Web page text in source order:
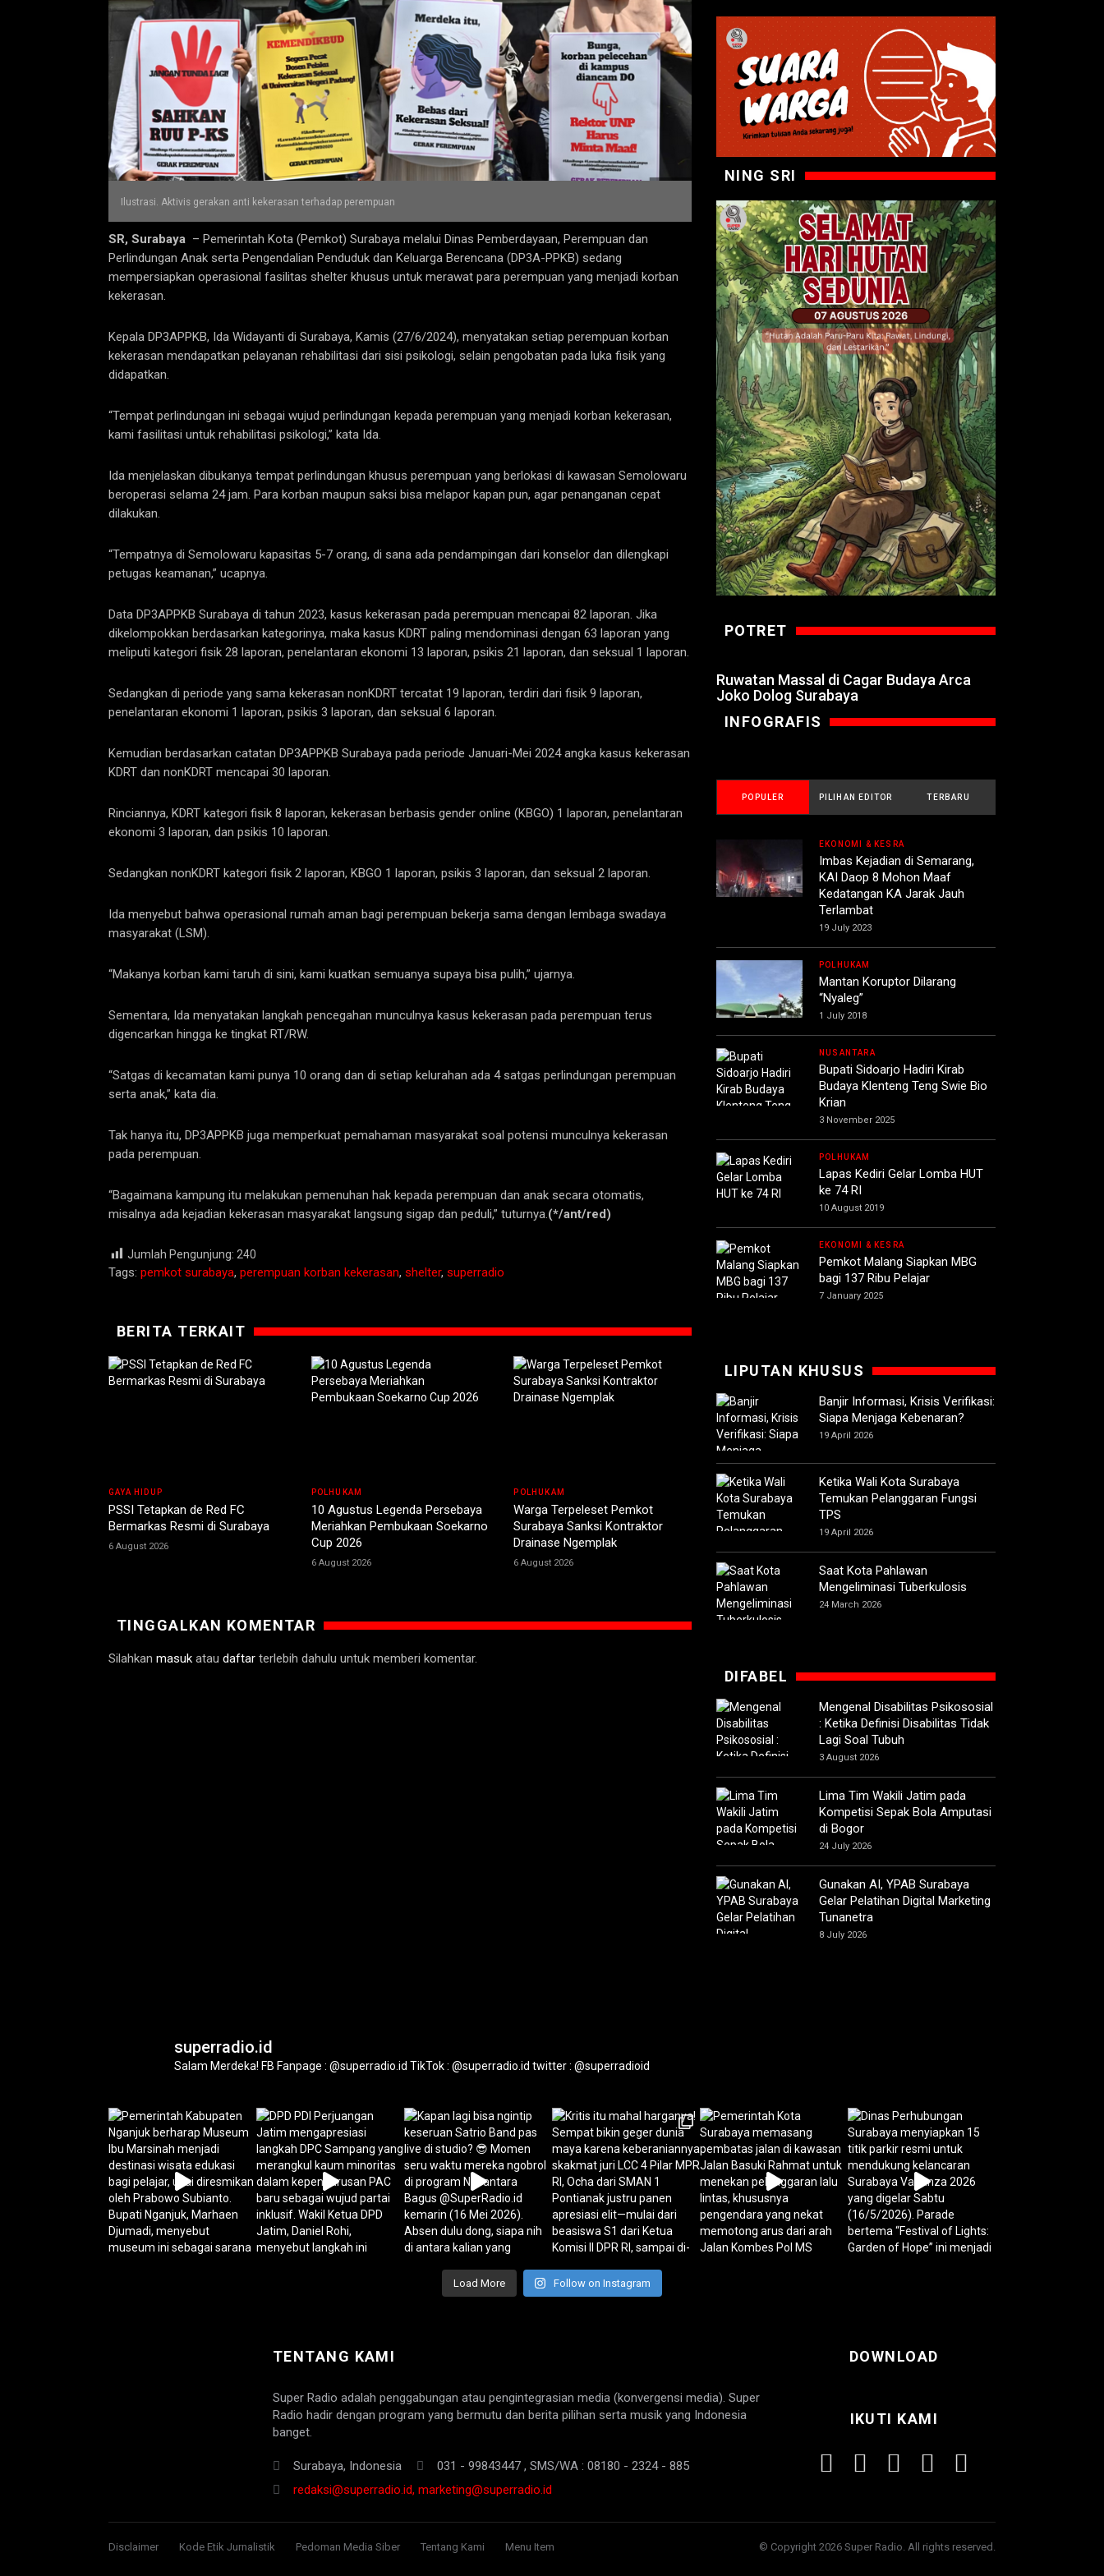
Ilustrasi. Aktivis gerakan anti kekerasan terhadap perempuan
SR, Surabaya – Pemerintah Kota (Pemkot) Surabaya melalui Dinas Pemberdayaan, Perempuan dan
Perlindungan Anak serta Pengendalian Penduduk dan Keluarga Berencana (DP3A-PPKB) sedang
mempersiapkan operasional fasilitas shelter khusus untuk merawat para perempuan yang menjadi korban
kekerasan.
Kepala DP3APPKB, Ida Widayanti di Surabaya, Kamis (27/6/2024), menyatakan setiap perempuan korban
kekerasan mendapatkan pelayanan rehabilitasi dari sisi psikologi, selain pengobatan pada luka fisik yang
didapatkan.
“Tempat perlindungan ini sebagai wujud perlindungan kepada perempuan yang menjadi korban kekerasan,
kami fasilitasi untuk rehabilitasi psikologi,” kata Ida.
Ida menjelaskan dibukanya tempat perlindungan khusus perempuan yang berlokasi di kawasan Semolowaru
beroperasi selama 24 jam. Para korban maupun saksi bisa melapor kapan pun, agar penanganan cepat
dilakukan.
“Tempatnya di Semolowaru kapasitas 5-7 orang, di sana ada pendampingan dari konselor dan dilengkapi
petugas keamanan,” ucapnya.
Data DP3APPKB Surabaya di tahun 2023, kasus kekerasan pada perempuan mencapai 82 laporan. Jika
dikelompokkan berdasarkan kategorinya, maka kasus KDRT paling mendominasi dengan 63 laporan yang
meliputi kategori fisik 28 laporan, penelantaran ekonomi 13 laporan, psikis 21 laporan, dan seksual 1 laporan.
Sedangkan di periode yang sama kekerasan nonKDRT tercatat 19 laporan, terdiri dari fisik 9 laporan,
penelantaran ekonomi 1 laporan, psikis 3 laporan, dan seksual 6 laporan.
Kemudian berdasarkan catatan DP3APPKB Surabaya pada periode Januari-Mei 2024 angka kasus kekerasan
KDRT dan nonKDRT mencapai 30 laporan.
Rinciannya, KDRT kategori fisik 8 laporan, kekerasan berbasis gender online (KBGO) 1 laporan, penelantaran
ekonomi 3 laporan, dan psikis 10 laporan.
Sedangkan nonKDRT kategori fisik 2 laporan, KBGO 1 laporan, psikis 3 laporan, dan seksual 2 laporan.
Ida menyebut bahwa operasional rumah aman bagi perempuan bekerja sama dengan lembaga swadaya
masyarakat (LSM).
“Makanya korban kami taruh di sini, kami kuatkan semuanya supaya bisa pulih,” ujarnya.
Sementara, Ida menyatakan langkah pencegahan munculnya kasus kekerasan pada perempuan terus
digencarkan hingga ke tingkat RT/RW.
“Satgas di kecamatan kami punya 10 orang dan di setiap kelurahan ada 4 satgas perlindungan perempuan
serta anak,” kata dia.
Tak hanya itu, DP3APPKB juga memperkuat pemahaman masyarakat soal potensi munculnya kekerasan
pada perempuan.
“Bagaimana kampung itu melakukan pemenuhan hak kepada perempuan dan anak secara otomatis,
misalnya ada kejadian kekerasan masyarakat langsung sigap dan peduli,” tuturnya.(*/ant/red)
Jumlah Pengunjung: 240
Tags: pemkot surabaya, perempuan korban kekerasan, shelter, superradio
BERITA TERKAIT
GAYA HIDUP
PSSI Tetapkan de Red FC
Bermarkas Resmi di Surabaya
6 August 2026
POLHUKAM
10 Agustus Legenda Persebaya
Meriahkan Pembukaan Soekarno
Cup 2026
6 August 2026
POLHUKAM
Warga Terpeleset Pemkot
Surabaya Sanksi Kontraktor
Drainase Ngemplak
6 August 2026
TINGGALKAN KOMENTAR
Silahkan masuk atau daftar terlebih dahulu untuk memberi komentar.
NING SRI
POTRET
Ruwatan Massal di Cagar Budaya Arca
Joko Dolog Surabaya
INFOGRAFIS
POPULER PILIHAN EDITOR TERBARU
EKONOMI & KESRA
Imbas Kejadian di Semarang,
KAI Daop 8 Mohon Maaf
Kedatangan KA Jarak Jauh
Terlambat
19 July 2023
POLHUKAM
Mantan Koruptor Dilarang
“Nyaleg”
1 July 2018
NUSANTARA
Bupati Sidoarjo Hadiri Kirab
Budaya Klenteng Teng Swie Bio
Krian
3 November 2025
POLHUKAM
Lapas Kediri Gelar Lomba HUT
ke 74 RI
10 August 2019
EKONOMI & KESRA
Pemkot Malang Siapkan MBG
bagi 137 Ribu Pelajar
7 January 2025
LIPUTAN KHUSUS
Banjir Informasi, Krisis Verifikasi:
Siapa Menjaga Kebenaran?
19 April 2026
Ketika Wali Kota Surabaya
Temukan Pelanggaran Fungsi
TPS
19 April 2026
Saat Kota Pahlawan
Mengeliminasi Tuberkulosis
24 March 2026
DIFABEL
Mengenal Disabilitas Psikososial
: Ketika Definisi Disabilitas Tidak
Lagi Soal Tubuh
3 August 2026
Lima Tim Wakili Jatim pada
Kompetisi Sepak Bola Amputasi
di Bogor
24 July 2026
Gunakan AI, YPAB Surabaya
Gelar Pelatihan Digital Marketing
Tunanetra
8 July 2026
superradio.id
Salam Merdeka! FB Fanpage : @superradio.id TikTok : @superradio.id twitter : @superradioid
Load More Follow on Instagram
TENTANG KAMI
Super Radio adalah penggabungan atau pengintegrasian media (konvergensi media). Super
Radio hadir dengan program yang bermutu dan berita pilihan serta musik yang Indonesia
banget.
Surabaya, Indonesia
031 - 99843447 , SMS/WA : 08180 - 2324 - 885
redaksi@superradio.id, marketing@superradio.id
DOWNLOAD
IKUTI KAMI
Disclaimer Kode Etik Jurnalistik Pedoman Media Siber Tentang Kami Menu Item © Copyright 2026 Super Radio. All rights reserved.